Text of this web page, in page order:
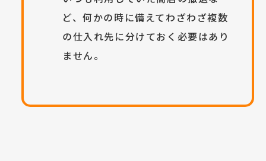
ど、何かの時に備えてわざわざ複数
の仕入れ先に分けておく必要はあり
ません。